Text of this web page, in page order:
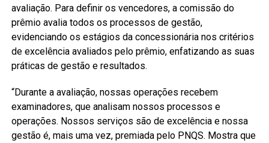
avaliação. Para definir os vencedores, a comissão do
prêmio avalia todos os processos de gestão,
evidenciando os estágios da concessionária nos critérios
de excelência avaliados pelo prêmio, enfatizando as suas
práticas de gestão e resultados.
“Durante a avaliação, nossas operações recebem
examinadores, que analisam nossos processos e
operações. Nossos serviços são de excelência e nossa
gestão é, mais uma vez, premiada pelo PNQS. Mostra que